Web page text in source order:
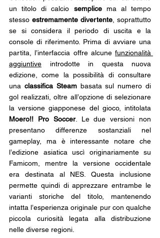
un titolo di calcio semplice ma al tempo
stesso estremamente divertente , soprattutto
se si considera il periodo di uscita e la
console di riferimento. Prima di avviare una
partita, l’interfaccia offre alcune funzionalità
aggiuntive introdotte in questa nuova
edizione, come la possibilità di consultare
una classifica Steam basata sul numero di
gol realizzati, oltre all’opzione di selezionare
Moero!! Pro Soccer. Le due versioni non
presentano differenze sostanziali nel
gameplay, ma è interessante notare che
l’edizione asiatica uscì originariamente su
Famicom, mentre la versione occidentale
era destinata al NES. Questa inclusione
permette quindi di apprezzare entrambe le
varianti storiche del titolo, mantenendo
intatta l’esperienza originale pur con qualche
piccola curiosità legata alla distribuzione
nelle diverse regioni.